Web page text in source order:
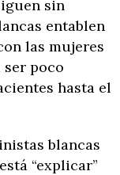
sin
entablen
las mujeres
poco
hasta el
blancas
“explicar”